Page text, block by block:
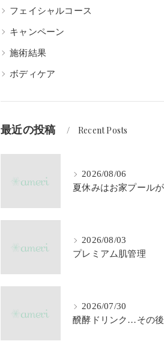
フェイシャルコース
キャンペーン
施術結果
ボディケア
最近の投稿 Recent Posts
2026/08/06
2026/08/03
プレミアム肌管理
2026/07/30
醗酵ドリンク…その後